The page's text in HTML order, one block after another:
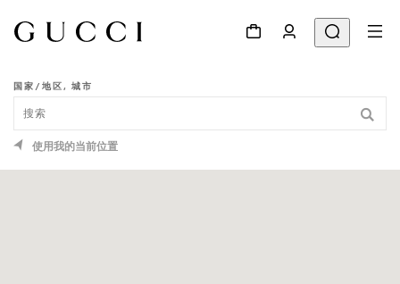
专卖店查询
国家/地区, 城市
使用我的当前位置